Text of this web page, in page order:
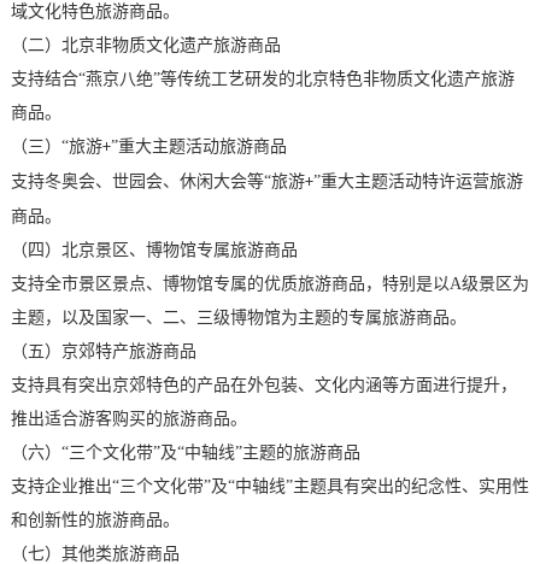
域文化特色旅游商品。
（二）北京非物质文化遗产旅游商品
支持结合“燕京八绝”等传统工艺研发的北京特色非物质文化遗产旅游
商品。
（三） “旅游+”重大主题活动旅游商品
支持冬奥会、世园会、休闲大会等“旅游+”重大主题活动特许运营旅游
商品。
（四）北京景区、博物馆专属旅游商品
支持全市景区景点、博物馆专属的优质旅游商品，特别是以 A级景区为
主题，以及国家一、二、三级博物馆为主题的专属旅游商品。
（五）京郊特产旅游商品
支持具有突出京郊特色的产品在外包装、文化内涵等方面进行提升，
推出适合游客购买的旅游商品。
（六） “三个文化带”及“中轴线”主题的旅游商品
支持企业推出“三个文化带”及“中轴线”主题具有突出的纪念性、实用性
和创新性的旅游商品。
（七）其他类旅游商品